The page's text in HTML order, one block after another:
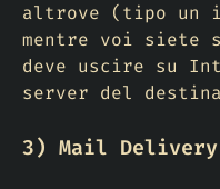
altrove (tipo un
mentre voi siete
deve uscire su
server del
3) Mail Delivery